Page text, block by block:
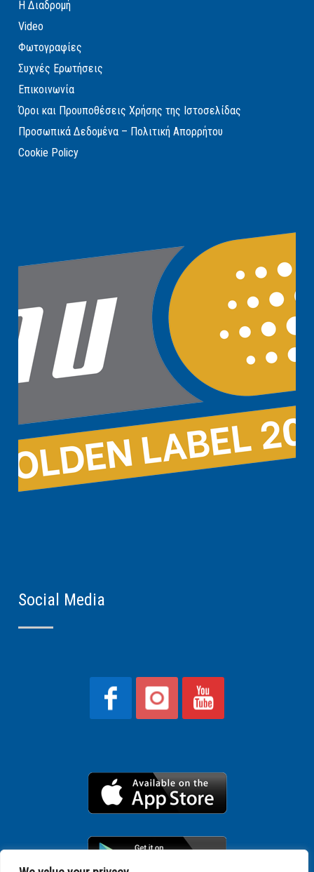
Η Διαδρομή
Video
Φωτογραφίες
Συχνές Ερωτήσεις
Επικοινωνία
Όροι και Προυποθέσεις Χρήσης της Ιστοσελίδας
Προσωπικά Δεδομένα – Πολιτική Απορρήτου
Cookie Policy
Social Media